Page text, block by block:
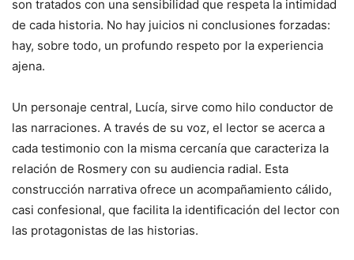
son tratados con una sensibilidad que respeta la intimidad
de cada historia. No hay juicios ni conclusiones forzadas:
hay, sobre todo, un profundo respeto por la experiencia
ajena.
Un personaje central, Lucía, sirve como hilo conductor de
las narraciones. A través de su voz, el lector se acerca a
cada testimonio con la misma cercanía que caracteriza la
relación de Rosmery con su audiencia radial. Esta
construcción narrativa ofrece un acompañamiento cálido,
casi confesional, que facilita la identificación del lector con
las protagonistas de las historias.